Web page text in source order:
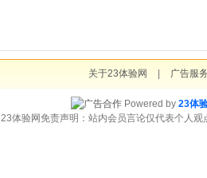
关于23体验网 广告服
Powered by 23体
23体验网免责声明：站内会员言论仅代表个人